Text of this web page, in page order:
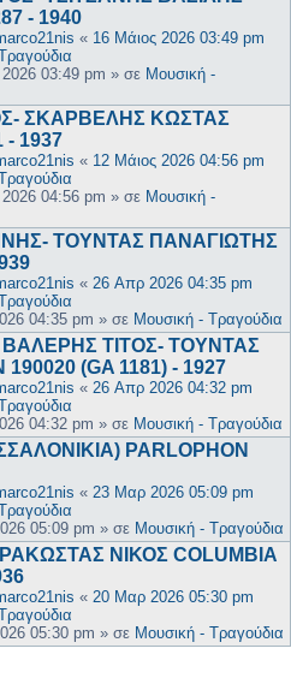
- 1940
« 16 Μάιος 2026 03:49 pm
03:49 pm » σε Μουσική -
ΣΚΑΡΒΕΛΗΣ ΚΩΣΤΑΣ
- 1937
« 12 Μάιος 2026 04:56 pm
04:56 pm » σε Μουσική -
ΤΟΥΝΤΑΣ ΠΑΝΑΓΙΩΤΗΣ
« 26 Απρ 2026 04:35 pm
04:35 pm » σε Μουσική - Τραγούδια
ΤΙΤΟΣ- ΤΟΥΝΤΑΣ
(GA 1181) - 1927
« 26 Απρ 2026 04:32 pm
04:32 pm » σε Μουσική - Τραγούδια
PARLOPHON
« 23 Μαρ 2026 05:09 pm
05:09 pm » σε Μουσική - Τραγούδια
ΝΙΚΟΣ COLUMBIA
« 20 Μαρ 2026 05:30 pm
05:30 pm » σε Μουσική - Τραγούδια